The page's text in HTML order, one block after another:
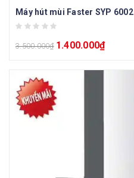
Máy hút mùi Faster SYP 6002
3.500.000₫ 1.400.000₫